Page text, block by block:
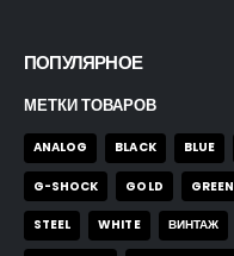
ПОПУЛЯРНОЕ
МЕТКИ ТОВАРОВ
ANALOG BLACK BLUE
G-SHOCK GOLD GREEN
STEEL WHITE ВИНТАЖ